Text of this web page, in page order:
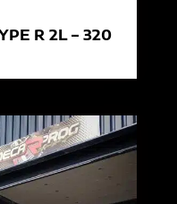
R 2L – 320